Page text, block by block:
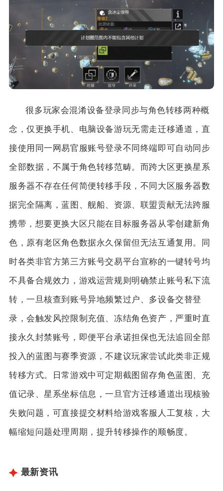
很多玩家会混淆设备登录同步与角色转移两种概
念，仅更换手机、电脑设备游玩无需走迁移通道，直
接使用同一网易官服账号登录不同终端即可自动同步
全部数据，不属于角色转移范畴。而跨大区更换星系
服务器不存在任何简便转移手段，不同大区服务器数
据完全隔离，蓝图、舰船、资源、联盟贡献无法跨服
携带，想要更换大区只能在目标服务器从零创建新角
色，原有老区角色数据永久保留但无法互通复用。同
时各类非官方第三方账号交易平台宣称的一键转号均
不具备合规效力，游戏运营规则明确禁止账号私下流
转，一旦核查到账号异地频繁过户、多设备交替登
录，会触发风控限制充值、冻结角色资产，严重时直
接永久封禁账号，即便平台承诺担保也无法追回全部
投入的蓝图与赛季资源，不建议玩家尝试此类非正规
转移方式。日常游戏中可定期截图留存角色蓝图、充
值记录、星系坐标信息，一旦官方迁移通道出现核验
失败问题，可直接提交材料给游戏客服人工复核，大
幅缩短问题处理周期，提升转移操作的顺畅度。
最新资讯